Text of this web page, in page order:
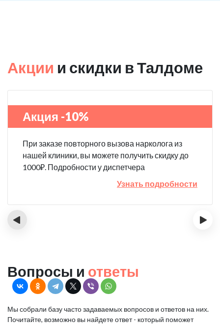
Акции и скидки в Талдоме
Акция -10%
При заказе повторного вызова нарколога из
нашей клиники, вы можете получить скидку до
1000₽. Подробности у диспетчера
Узнать подробности
‹ ›
Вопросы и ответы
Мы собрали базу часто задаваемых вопросов и ответов на них.
Почитайте, возможно вы найдете ответ - который поможет